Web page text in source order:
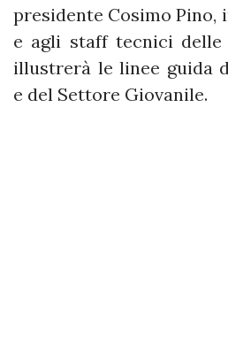
presidente Cosimo Pino,
e agli staff tecnici delle
illustrerà le linee guida
e del Settore Giovanile.